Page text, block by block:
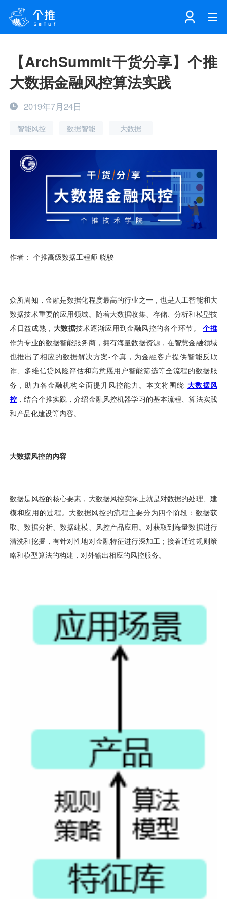
首页
产品
个知·智能营销AITA
个知·智能运营AIBI
用户运营
AI应用工坊
海外推送
一键认证
营销数盘
消息中心
数据中台解决方案
个知·智能工作站
品牌营销
城市治理
大数据精准宣防
银行数字化
智能风控
开发者中心
合规指南
我的开发者中心
了解我们
公司简介
新闻动态
加入我们
注册 登录
【ArchSummit干货分享】个推
大数据金融风控算法实践
2019年7月24日
智能风控 数据智能 大数据